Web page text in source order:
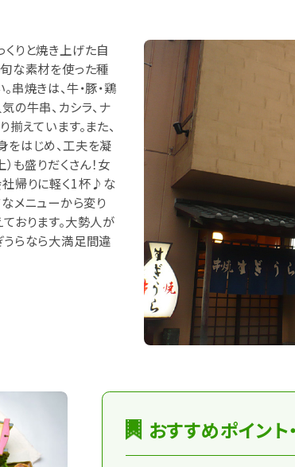
りと焼き上げた自
な素材を使った種
焼きは、牛・豚・鶏
の牛串、カシラ、ナ
えています。また、
はじめ、工夫を凝
も盛りだくさん！女
社帰りに軽く1杯♪な
メニューから変り
おります。大勢人が
らなら大満足間違
おすすめポイント